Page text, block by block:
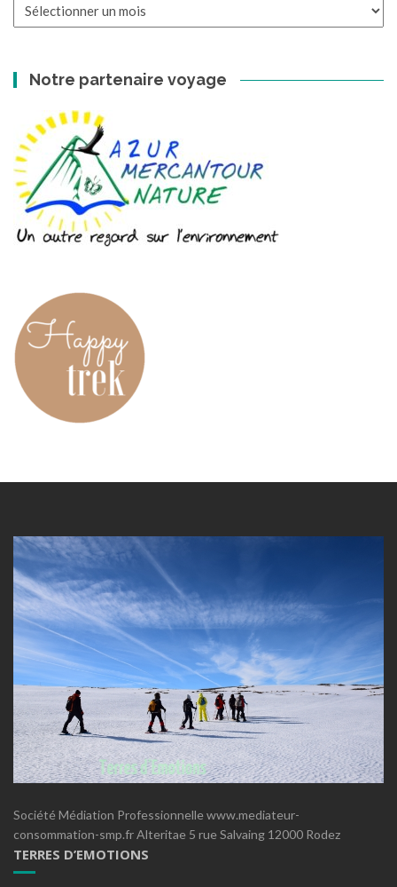
Notre partenaire voyage
Société Médiation Professionnelle www.mediateur-
consommation-smp.fr Alteritae 5 rue Salvaing 12000 Rodez
TERRES D’EMOTIONS